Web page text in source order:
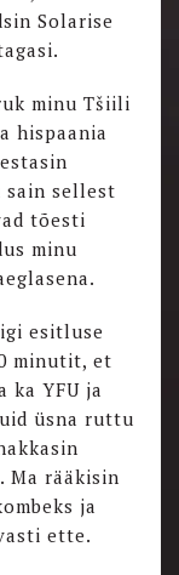
Solarise
minu Tšiili
hispaania
sain sellest
tõesti
minu
esitluse
minutit, et
ka YFU ja
üsna ruttu
Ma rääkisin
ja
ette.